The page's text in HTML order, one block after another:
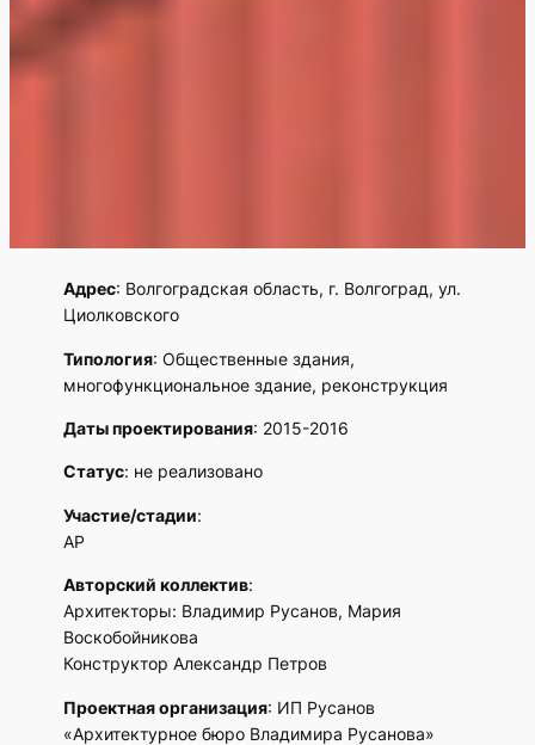
Адрес: Волгоградская область, г. Волгоград, ул.
Циолковского
Типология: Общественные здания,
многофункциональное здание, реконструкция
Даты проектирования: 2015-2016
Статус: не реализовано
Участие/стадии:
АР
Авторский коллектив:
Архитекторы: Владимир Русанов, Мария
Воскобойникова
Конструктор Александр Петров
Проектная организация: ИП Русанов
«Архитектурное бюро Владимира Русанова»